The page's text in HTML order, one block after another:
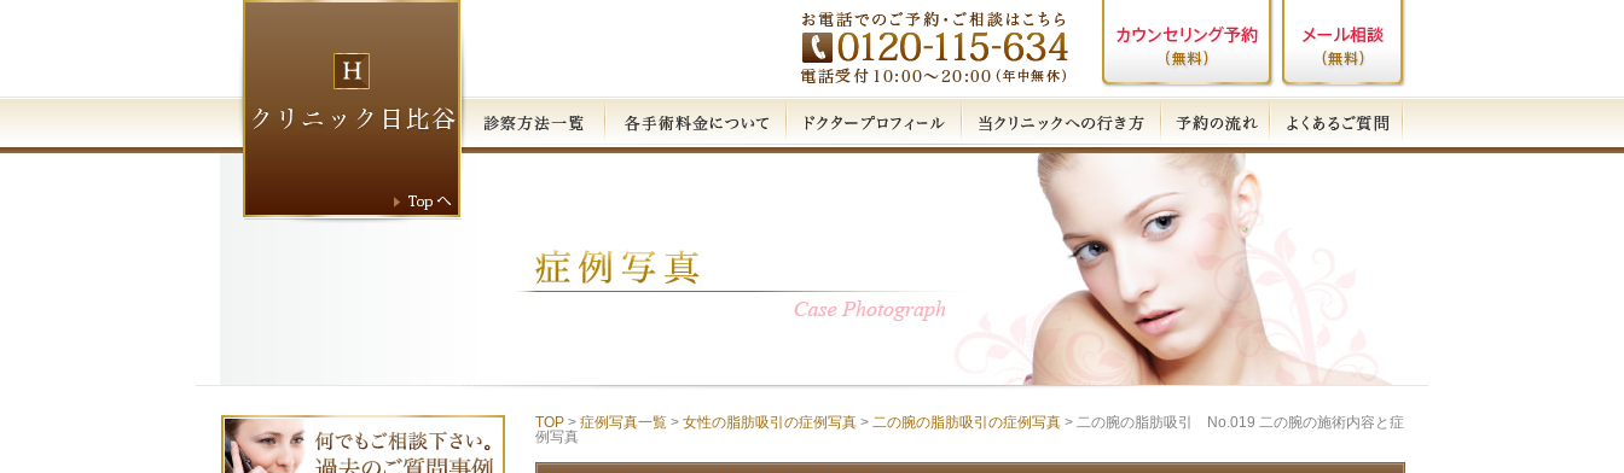
TOP > 症例写真一覧 > 女性の脂肪吸引の症例写真 > 二の腕の脂肪吸引の症例写真 > 二の腕の脂肪吸引 No.019 二の腕の施術内容と症
例写真